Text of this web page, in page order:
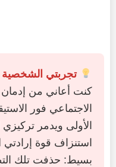
تجربتي الشخصية
كنت أعاني من
الاجتماعي فور
الأولى ويدمر
استنزاف قوة
بسيط: حذفت تلك